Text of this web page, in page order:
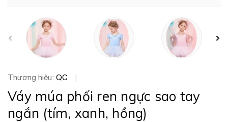
prev
Thương hiệu: QC
Váy múa phối ren ngực sao tay
ngắn (tím, xanh, hồng)